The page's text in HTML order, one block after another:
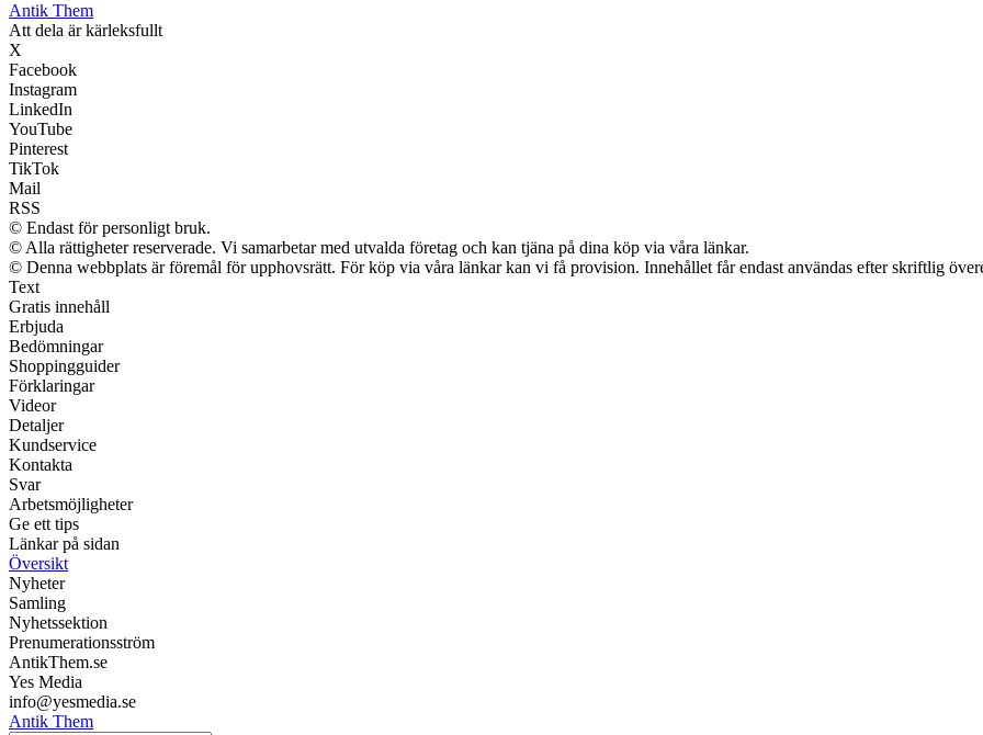
Antik Them
Att dela är kärleksfullt
X
Facebook
Instagram
LinkedIn
YouTube
Pinterest
TikTok
Mail
RSS
© Endast för personligt bruk.
© Alla rättigheter reserverade. Vi samarbetar med utvalda företag och kan tjäna på dina köp via våra länkar.
© Denna webbplats är föremål för upphovsrätt. För köp via våra länkar kan vi få provision. Innehållet får endast användas efter skriftlig
Text
Gratis innehåll
Erbjuda
Bedömningar
Shoppingguider
Förklaringar
Videor
Detaljer
Kundservice
Kontakta
Svar
Arbetsmöjligheter
Ge ett tips
Länkar på sidan
Översikt
Nyheter
Samling
Nyhetssektion
Prenumerationsström
AntikThem.se
Yes Media
info@yesmedia.se
Antik Them